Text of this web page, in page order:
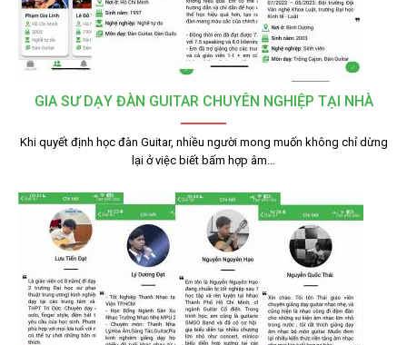
GIA SƯ DẠY ĐÀN GUITAR CHUYÊN NGHIỆP TẠI NHÀ
Khi quyết định học đàn Guitar, nhiều người mong muốn không chỉ dừng
lại ở việc biết bấm hợp âm…